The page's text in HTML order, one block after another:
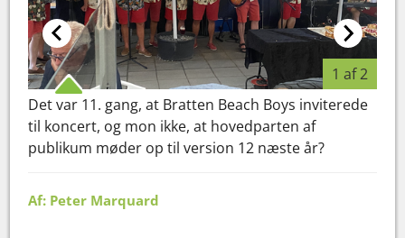
1 af 2
Det var 11. gang, at Bratten Beach Boys inviterede
til koncert, og mon ikke, at hovedparten af
publikum møder op til version 12 næste år?
Af: Peter Marquard